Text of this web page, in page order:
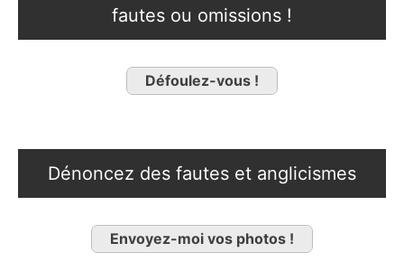
fautes ou omissions !
Défoulez-vous !
Dénoncez des fautes et anglicismes
Envoyez-moi vos photos !